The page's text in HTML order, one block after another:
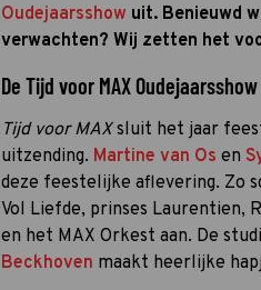
Oudejaarsshow uit. Benieuwd
verwachten? Wij zetten het
De Tijd voor MAX Oudejaarsshow
Tijd voor MAXsluit het jaar
uitzending. Martine van Os en
deze feestelijke aflevering. Zo
Vol Liefde, prinses Laurentien,
en het MAX Orkest aan. De
Beckhoven maakt heerlijke